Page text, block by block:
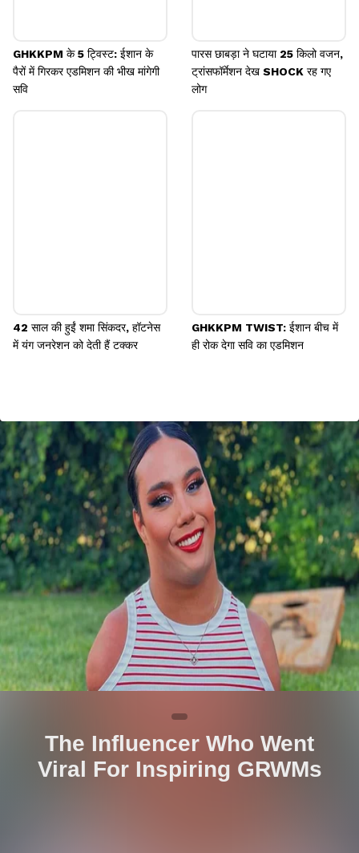
GHKKPM के 5 ट्विस्ट: ईशान के
पैरों में गिरकर एडमिशन की भीख मांगेगी
सवि
पारस छाबड़ा ने घटाया 25 किलो वजन,
ट्रांसफॉर्मेशन देख SHOCK रह गए
लोग
42 साल की हुईं शमा सिंकदर, हॉटनेस
में यंग जनरेशन को देती हैं टक्कर
GHKKPM TWIST: ईशान बीच में
ही रोक देगा सवि का एडमिशन